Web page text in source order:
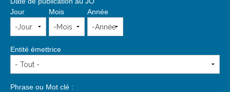
Jour
Mois Année
Entité émettrice
Phrase ou Mot clé :